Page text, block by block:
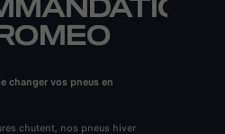
changer vos pneus en
chutent, nos pneus hiver